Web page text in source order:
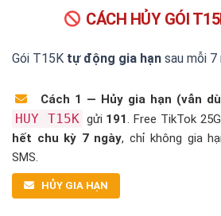
CÁCH HỦY GÓI
Gói T15K tự động gia hạn sau mỗi 7
Cách 1 — Hủy gia hạn (vẫn
HUY T15K gửi 191. Free TikTok
hết chu kỳ 7 ngày, chỉ không gia
SMS.
HỦY GIA HẠN